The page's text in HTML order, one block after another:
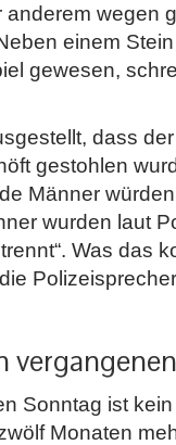
wegen
einem
gewesen,
dass
gestohlen
Männer
wurden laut
Was das
Sonntag ist
Monaten